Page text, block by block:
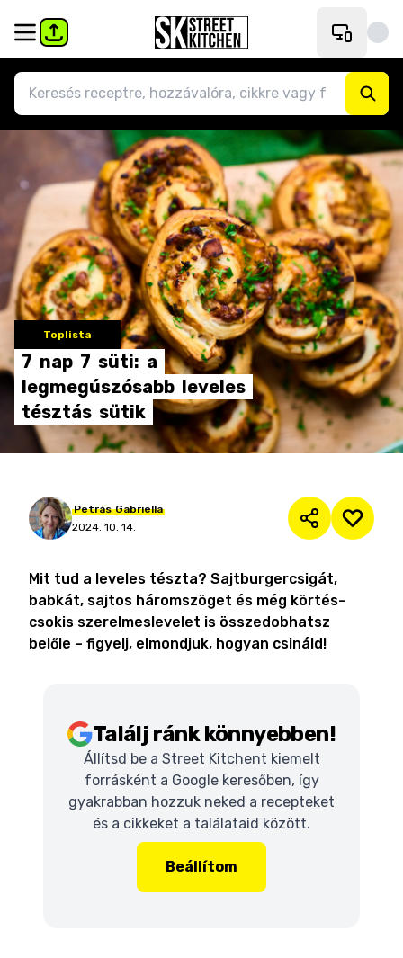
Toplista
7 nap 7 süti: a
legmegúszósabb leveles
tésztás sütik
Petrás Gabriella
2024. 10. 14.
Mit tud a leveles tészta? Sajtburgercsigát,
babkát, sajtos háromszöget és még körtés-
csokis szerelmeslevelet is összedobhatsz
belőle – figyelj, elmondjuk, hogyan csináld!
Találj ránk könnyebben!
Állítsd be a Street Kitchent kiemelt
forrásként a Google keresőben, így
gyakrabban hozzuk neked a recepteket
és a cikkeket a találataid között.
Beállítom